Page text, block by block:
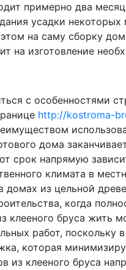
примерно два
усадки
на саму сборку
на изготовление
с особенностями
http://kostroma-
дома
срок напрямую
климата в
домах из цельной
когда
клееного бруса жить
работ, поскольку
которая
из клееного бруса